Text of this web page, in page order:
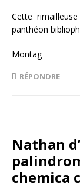
Cette
panthéon
Montag
RÉPONDRE
Nathan
chemica